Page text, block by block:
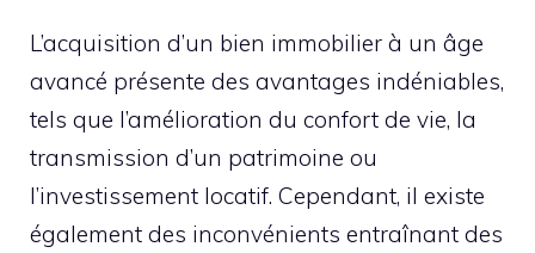
L’acquisition d’un bien immobilier à un âge
avancé présente des avantages indéniables,
tels que l’amélioration du confort de vie, la
transmission d’un patrimoine ou
l’investissement locatif. Cependant, il existe
également des inconvénients entraînant des